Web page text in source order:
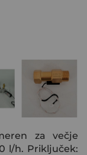
za večje
l/h. Priključek: